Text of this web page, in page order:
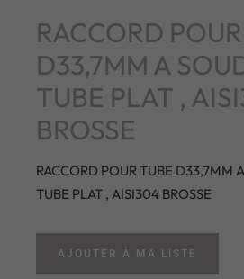
RACCORD
D33,7MM A
TUBE PLAT ,
BROSSE
RACCORD POUR TUBE D33,7MM
TUBE PLAT , AISI304 BROSSE
AJOUTER À MA LISTE